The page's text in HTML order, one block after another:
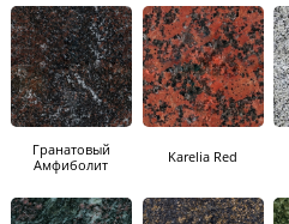
Гранатовый
Амфиболит
Karelia Red